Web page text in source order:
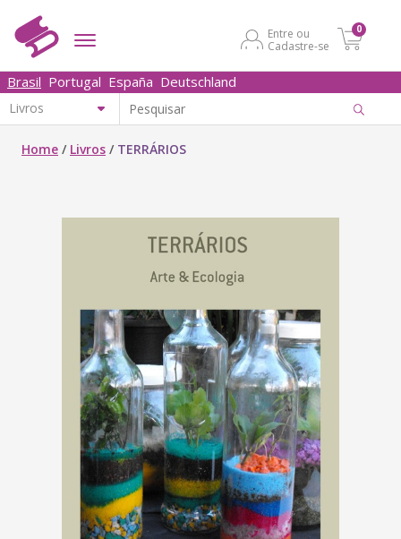
Entre ou
Cadastre-se
0
Brasil Portugal España Deutschland
Home / Livros / TERRÁRIOS